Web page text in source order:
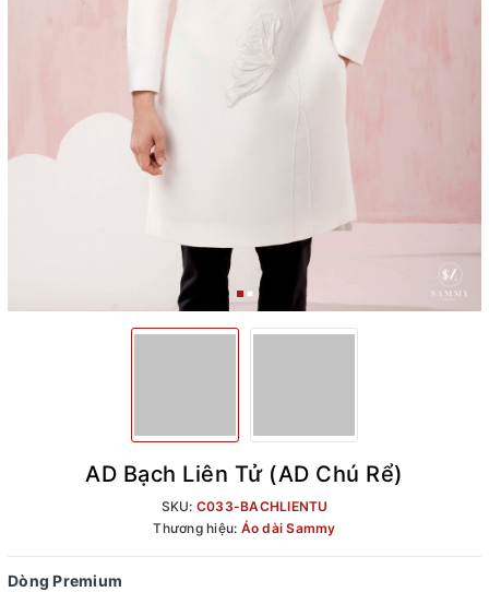
AD Bạch Liên Tử (AD Chú Rể)
SKU: C033-BACHLIENTU
Thương hiệu: Áo dài Sammy
Dòng Premium